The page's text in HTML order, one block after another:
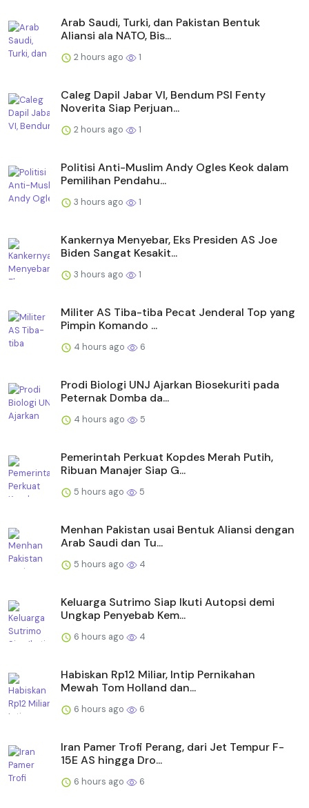
Arab Saudi, Turki, dan Pakistan Bentuk
Aliansi ala NATO, Bis...
2 hours ago 1
Caleg Dapil Jabar VI, Bendum PSI Fenty
Noverita Siap Perjuan...
2 hours ago 1
Politisi Anti-Muslim Andy Ogles Keok dalam
Pemilihan Pendahu...
3 hours ago 1
Kankernya Menyebar, Eks Presiden AS Joe
Biden Sangat Kesakit...
3 hours ago 1
Militer AS Tiba-tiba Pecat Jenderal Top yang
Pimpin Komando ...
4 hours ago 6
Prodi Biologi UNJ Ajarkan Biosekuriti pada
Peternak Domba da...
4 hours ago 5
Pemerintah Perkuat Kopdes Merah Putih,
Ribuan Manajer Siap G...
5 hours ago 5
Menhan Pakistan usai Bentuk Aliansi dengan
Arab Saudi dan Tu...
5 hours ago 4
Keluarga Sutrimo Siap Ikuti Autopsi demi
Ungkap Penyebab Kem...
6 hours ago 4
Habiskan Rp12 Miliar, Intip Pernikahan
Mewah Tom Holland dan...
6 hours ago 6
Iran Pamer Trofi Perang, dari Jet Tempur F-
15E AS hingga Dro...
6 hours ago 6